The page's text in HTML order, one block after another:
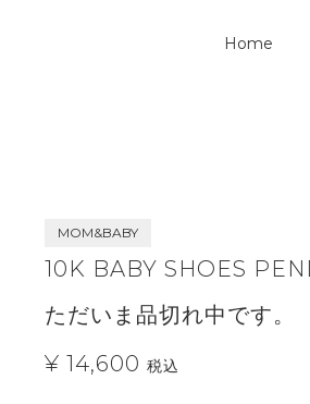
Home
MOM&BABY
10K BABY SHOES
ただいま品切れ中です。
¥ 14,600 税込